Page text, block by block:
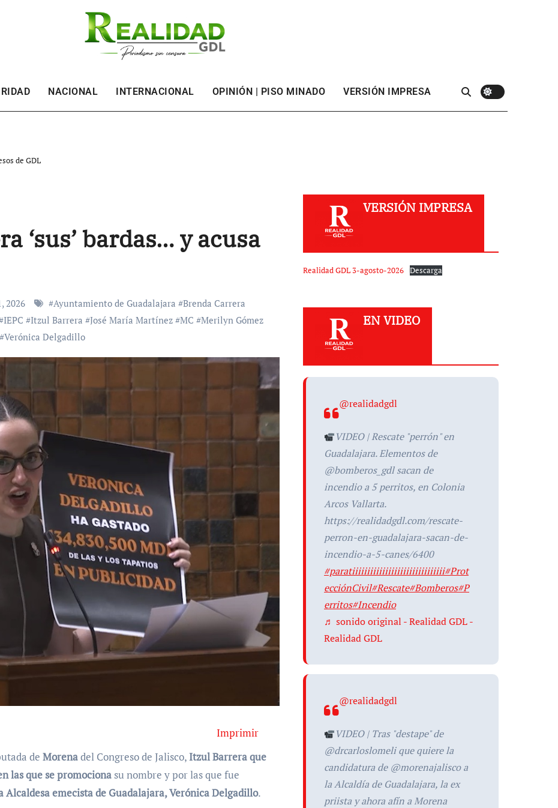
NACIONAL INTERNACIONAL OPINIÓN | PISO MINADO VERSIÓN IMPRESA
de GDL
‘sus’ bardas… y acusa
2026 #Ayuntamiento de Guadalajara #Brenda Carrera
IEPC #Itzul Barrera #José María Martínez #MC #Merilyn Gómez
#Verónica Delgadillo
Imprimir
de Morenadel Congreso de Jalisco,Itzul Barrera que
las que se promociona su nombre y por las que fue
Alcaldesa emecista de Guadalajara, Verónica Delgadillo.
VERSIÓN IMPRESA
Realidad GDL 3-agosto-2026 Descarga
EN VIDEO
@realidadgdl
VIDEO | Rescate "perrón" en
Guadalajara. Elementos de
@bomberos_gdl sacan de
incendio a 5 perritos, en Colonia
Arcos Vallarta.
https://realidadgdl.com/rescate-
perron-en-guadalajara-sacan-de-
incendio-a-5-canes/6400
#paratiiiiiiiiiiiiiiiiiiiiiiiiiiiiiii#Prot
ecciónCivil#Rescate#Bomberos#P
erritos#Incendio
♬ sonido original - Realidad GDL -
Realidad GDL
@realidadgdl
VIDEO | Tras "destape" de
@drcarloslomeli que quiere la
candidatura de @morenajalisco a
la Alcaldía de Guadalajara, la ex
priista y ahora afín a Morena